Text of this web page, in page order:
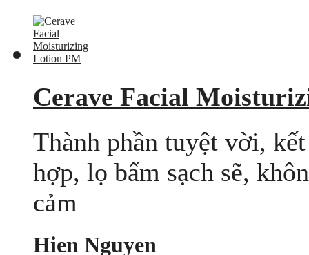
Cerave Facial
Thành phần tuyệt vời,
hợp, lọ bấm sạch sẽ,
cảm
Hien Nguyen